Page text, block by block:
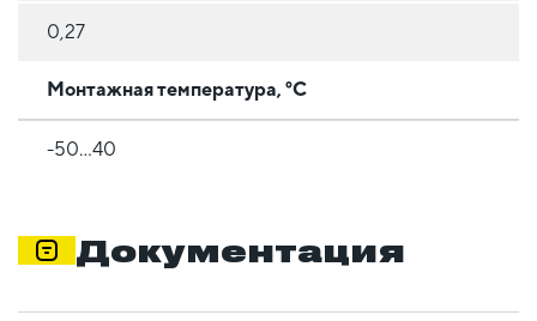
0,27
Монтажная температура, °C
-50...40
Документация